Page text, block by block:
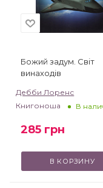
Божий задум. Світ
винаходів
Дебби Лоренс
Книгоноша
В
285 грн
В КОРЗИНУ